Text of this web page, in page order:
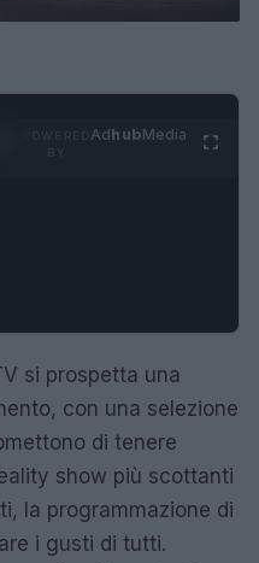
AdhubMedia
si prospetta una
con una selezione
di tenere
show più scottanti
la programmazione di
i gusti di tutti.